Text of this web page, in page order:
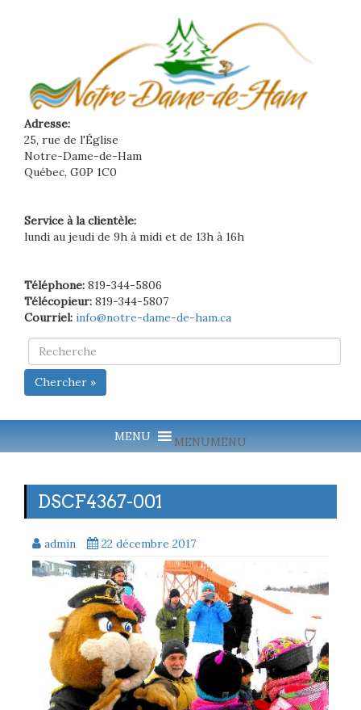
Adresse:
25, rue de l'Église
Notre-Dame-de-Ham
Québec, G0P 1C0
Service à la clientèle:
lundi au jeudi de 9h à midi et de 13h à 16h
Téléphone: 819-344-5806
Télécopieur: 819-344-5807
Courriel: info@notre-dame-de-ham.ca
Chercher »
MENUMENU
DSCF4367-001
admin 22 décembre 2017